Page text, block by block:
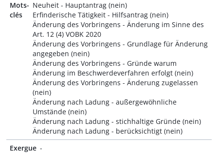
Mots-
clés
Neuheit - Hauptantrag (nein)
Erfinderische Tätigkeit - Hilfsantrag (nein)
Änderung des Vorbringens - Änderung im Sinne des
Art. 12 (4) VOBK 2020
Änderung des Vorbringens - Grundlage für Änderung
angegeben (nein)
Änderung des Vorbringens - Gründe warum
Änderung im Beschwerdeverfahren erfolgt (nein)
Änderung des Vorbringens - Änderung zugelassen
(nein)
Änderung nach Ladung - außergewöhnliche
Umstände (nein)
Änderung nach Ladung - stichhaltige Gründe (nein)
Änderung nach Ladung - berücksichtigt (nein)
Exergue -